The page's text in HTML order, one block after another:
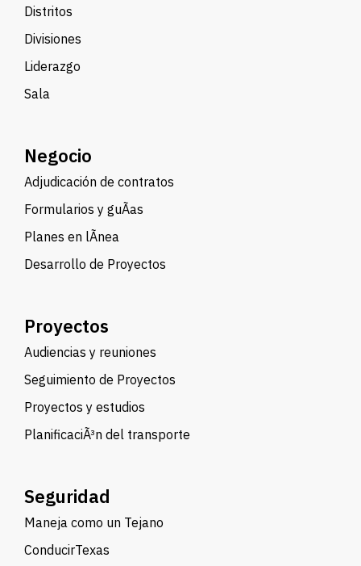
Distritos
Divisiones
Liderazgo
Sala
Negocio
Adjudicación de contratos
Formularios y guÃ­as
Planes en lÃ­nea
Desarrollo de Proyectos
Proyectos
Audiencias y reuniones
Seguimiento de Proyectos
Proyectos y estudios
PlanificaciÃ³n del transporte
Seguridad
Maneja como un Tejano
ConducirTexas